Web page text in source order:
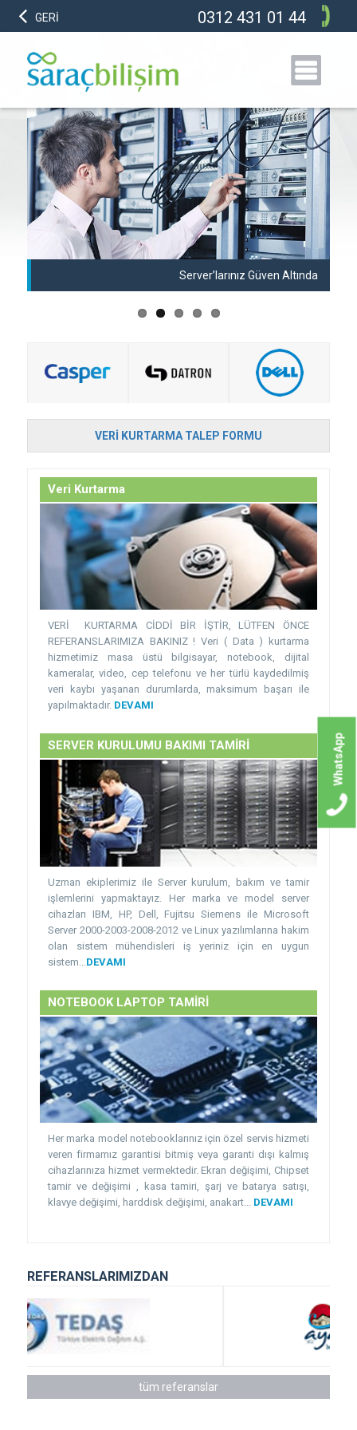
GERİ 0312 431 01 44
Server’larınız Güven Altında
VERI KURTARMA TALEP FORMU
Veri Kurtarma
VERİ KURTARMA CİDDİ BİR İŞTİR, LÜTFEN ÖNCE
REFERANSLARIMIZA BAKINIZ ! Veri ( Data ) kurtarma
hizmetimiz masa üstü bilgisayar, notebook, dijital
kameralar, video, cep telefonu ve her türlü kaydedilmiş
veri kaybı yaşanan durumlarda, maksimum başarı ile
yapılmaktadır. DEVAMI
SERVER KURULUMU BAKIMI TAMİRİ
Uzman ekiplerimiz ile Server kurulum, bakım ve tamir
işlemlerini yapmaktayız. Her marka ve model server
cihazları IBM, HP, Dell, Fujitsu Siemens ile Microsoft
Server 2000-2003-2008-2012 ve Linux yazılımlarına hakim
olan sistem mühendisleri iş yeriniz için en uygun
sistem... DEVAMI
NOTEBOOK LAPTOP TAMİRİ
Her marka model notebooklarınız için özel servis hizmeti
veren firmamız garantisi bitmiş veya garanti dışı kalmış
cihazlarınıza hizmet vermektedir. Ekran değişimi, Chipset
tamir ve değişimi , kasa tamiri, şarj ve batarya satışı,
klavye değişimi, harddisk değişimi, anakart... DEVAMI
REFERANSLARIMIZDAN
tüm referanslar
WhatsApp